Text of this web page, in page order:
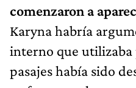
comenzaron a
Karyna habría
interno que utilizaba
pasajes había sido